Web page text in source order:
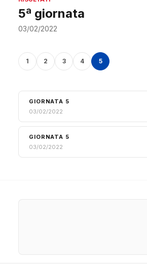
5ª giornata
03/02/2022
1 2 3 4 5
GIORNATA 5
03/02/2022
GIORNATA 5
03/02/2022